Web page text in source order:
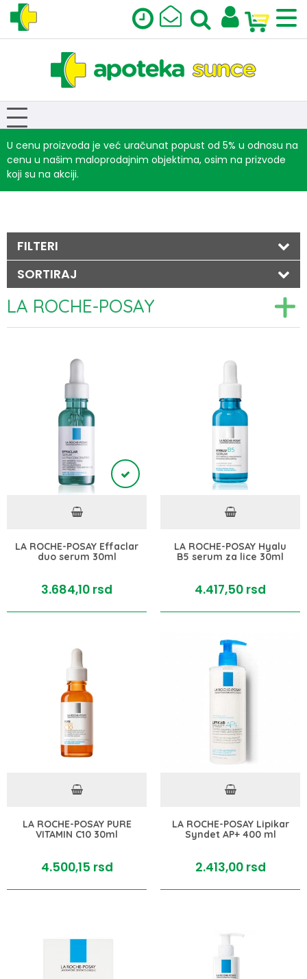
U cenu proizvoda je već uračunat popust od 5% u odnosu na
cenu u našim maloprodajnim objektima, osim na prizvode
koji su na akciji.
FILTERI
SORTIRAJ
LA ROCHE-POSAY
LA ROCHE-POSAY Effaclar
duo serum 30ml
3.684,10 rsd
LA ROCHE-POSAY Hyalu
B5 serum za lice 30ml
4.417,50 rsd
LA ROCHE-POSAY PURE
VITAMIN C10 30ml
4.500,15 rsd
LA ROCHE-POSAY Lipikar
Syndet AP+ 400 ml
2.413,00 rsd